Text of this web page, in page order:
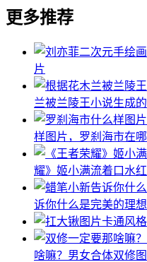
更多推荐
片
兰被兰陵王小说生成
样图片，罗刹海市在哪
耀》姬小满流着口水
诉你什么是完美的理想
啥嘛？男女合体双修